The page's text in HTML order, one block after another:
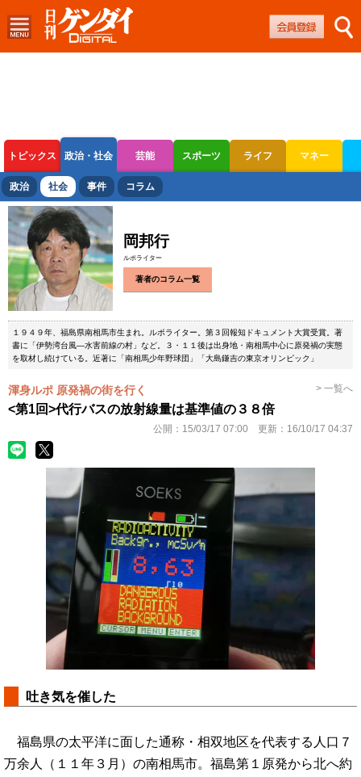
トピックス 政治・社会 芸能 スポーツ ライフ マネー
ボートレース 競輪 オートレース
政治 社会 事件 コラム
岡邦行
ルポライター
著者のコラム一覧
１９４９年、福島県南相馬市生まれ。ルポライター。第３回報知ドキュメント大賞受賞。著
書に「伊勢湾台風―水害前線の村」など。３・１１後は出身地・南相馬中心に原発禍の実態
を取材し続けている。近著に「南相馬少年野球団」「大島鎌吉の東京オリンピック」
渾身ルポ 原発禍の街を行く > 一覧へ
<第1回>代行バスの放射線量は基準値の３８倍
公開： 15/03/17 07:00 更新： 16/10/17 04:37
吐き気を催した
福島県の太平洋に面した通称・相双地区を代表する人口７
万余人（１１年３月）の南相馬市。福島第１原発から北へ約